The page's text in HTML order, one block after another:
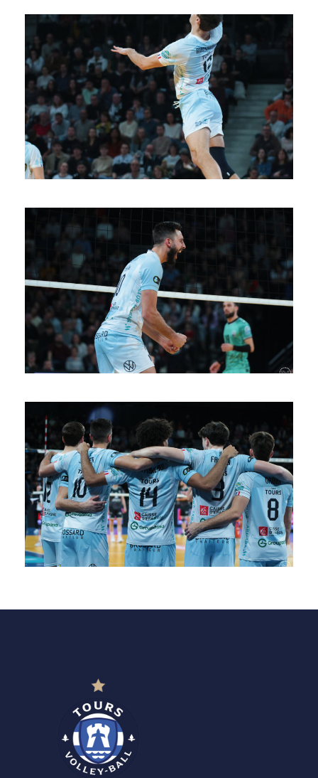
SAISON 24/25-11
SAISON 24/25-10
SAISON 24/25-9